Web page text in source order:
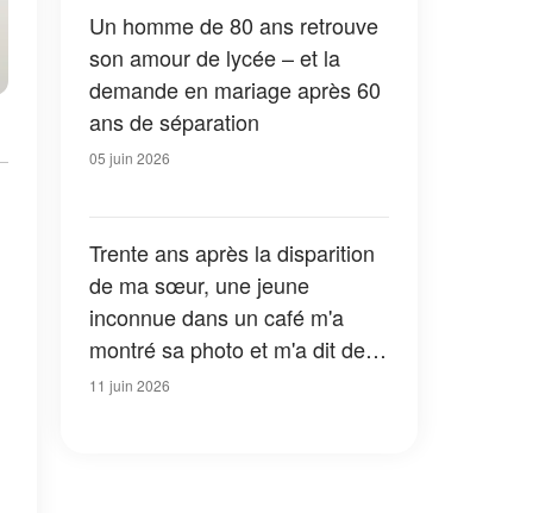
les mains
Un homme de 80 ans retrouve
son amour de lycée – et la
demande en mariage après 60
ans de séparation
05 juin 2026
Trente ans après la disparition
de ma sœur, une jeune
inconnue dans un café m'a
montré sa photo et m'a dit de la
suivre – Ce que j'ai découvert
11 juin 2026